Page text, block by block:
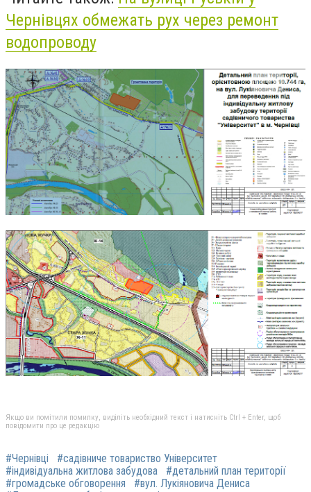
Чернівцях обмежать рух через ремонт
водопроводу
Якщо ви помітили помилку, виділіть необхідний текст і натисніть Ctrl + Enter, щоб
повідомити про це редакцію
#Чернівці
#садівниче товариство Університет
#індивідуальна житлова забудова
#детальний план території
#громадське обговорення
#вул. Лукіяновича Дениса